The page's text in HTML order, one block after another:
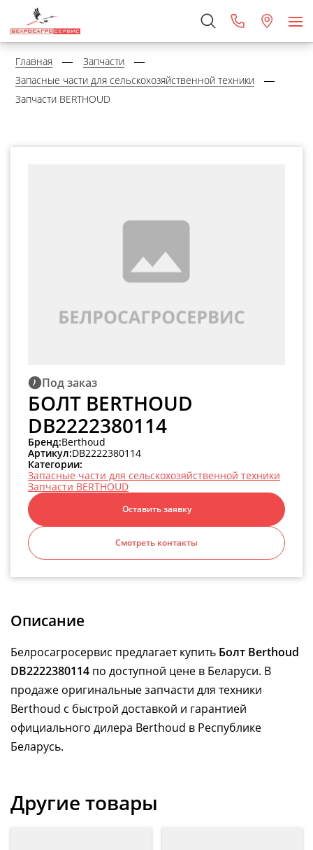
Главная
Запчасти
Запасные части для сельскохозяйственной техники
Запчасти BERTHOUD
Под заказ
БОЛТ BERTHOUD
DB2222380114
Бренд:Berthoud
Артикул:DB2222380114
Категории:
Запасные части для сельскохозяйственной техники
Запчасти BERTHOUD
Оставить заявку
Смотреть контакты
Описание
Белросагросервис предлагает купить Болт Berthoud
DB2222380114 по доступной цене в Беларуси. В
продаже оригинальные запчасти для техники
Berthoud с быстрой доставкой и гарантией
официального дилера Berthoud в Республике
Беларусь.
Другие товары